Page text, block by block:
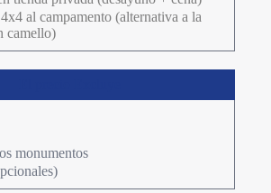
al campamento (alternativa a la
camello)
monumentos